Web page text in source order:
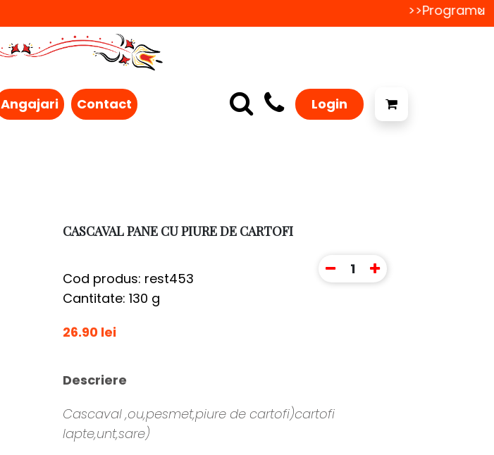
Angajari Contact Login
CASCAVAL PANE CU PIURE DE CARTOFI
Cod produs: rest453
Cantitate: 130 g
26.90 lei
1
Descriere
Cascaval ,ou,pesmet,piure de cartofi)cartofi
lapte,unt,sare)